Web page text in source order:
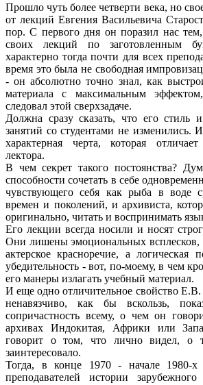
Прошло чуть более четверти века, но
от лекций Евгения Васильевича
пор. С первого дня он поразил нас
своих лекций по заготовленным
характерно тогда почти для всех
время это была не свободная
- он абсолютно точно знал, как
материала с максимальным
следовал этой сверхзадаче.
Должна сразу сказать, что его стиль
занятий со студентами не изменились.
характерная черта, которая
лектора.
В чем секрет такого постоянства?
способности сочетать в себе
чувствующего себя как рыба в воде
времен и поколений, и архивиста,
оригинально, читать и воспринимать
Его лекции всегда носили и носят
Они лишены эмоциональных
актерское красноречие, а логическая
убедительность - вот, по-моему, в чем
его манеры излагать учебный материал.
И еще одно отличительное свойство
ненавязчиво, как бы вскользь,
сопричастность всему, о чем он
архивах Индокитая, Африки или
говорит о том, что лично видел, о
заинтересовало.
Тогда, в конце 1970 - начале 1980-
преподавателей истории